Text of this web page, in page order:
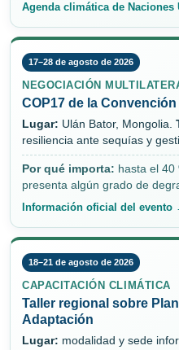
Agenda climática de Naciones
17–28 de agosto de 2026
NEGOCIACIÓN
COP17 de la
Lugar: Ulán Bator, Mongolia.
resiliencia ante sequías y
Por qué importa: hasta el
presenta algún grado de
Información oficial del evento
18–21 de agosto de 2026
CAPACITACIÓN CLIMÁTICA
Taller regional sobre
Adaptación
Lugar: modalidad y sede